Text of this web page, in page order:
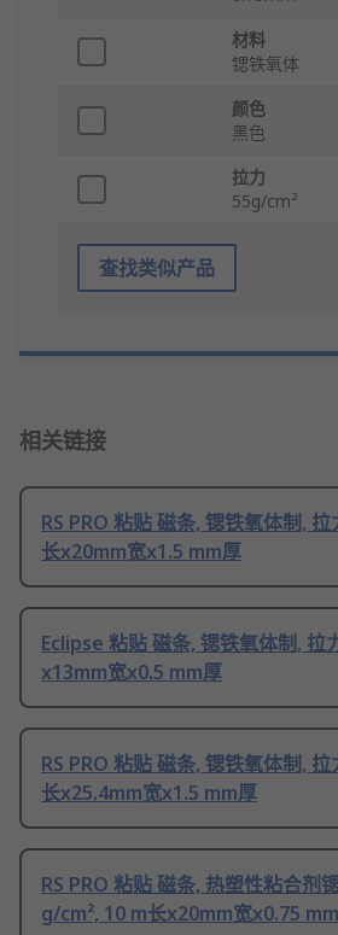
材料
锶铁氧体
颜色
黑色
拉力
55g/cm²
查找类似产品
相关链接
RS PRO 粘贴 磁条, 锶铁氧体制,
长x20mm宽x1.5 mm厚
Eclipse 粘贴 磁条, 锶铁氧体制, 拉
x13mm宽x0.5 mm厚
RS PRO 粘贴 磁条, 锶铁氧体制,
长x25.4mm宽x1.5 mm厚
RS PRO 粘贴 磁条, 热塑性粘合剂
g/cm², 10 m长x20mm宽x0.75